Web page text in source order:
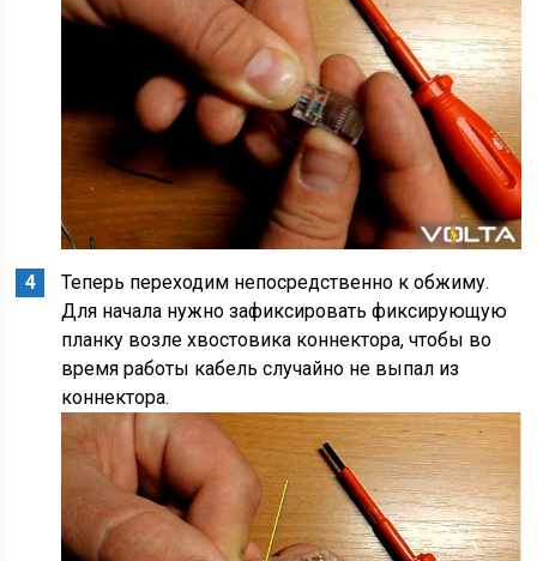
Теперь переходим непосредственно к обжиму.
Для начала нужно зафиксировать фиксирующую
планку возле хвостовика коннектора, чтобы во
время работы кабель случайно не выпал из
коннектора.